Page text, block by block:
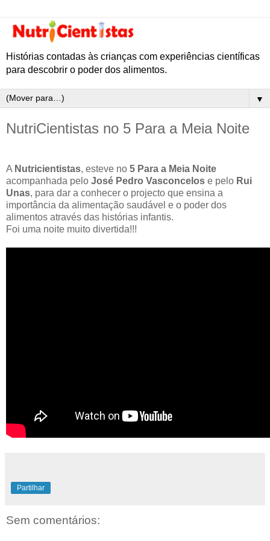
Histórias contadas às crianças com experiências científicas
para descobrir o poder dos alimentos.
▼
NutriCientistas no 5 Para a Meia Noite
A Nutricientistas, esteve no 5 Para a Meia Noite
acompanhada pelo José Pedro Vasconcelos e pelo Rui
Unas, para dar a conhecer o projecto que ensina a
importância da alimentação saudável e o poder dos
alimentos através das histórias infantis.
Foi uma noite muito divertida!!!
Partilhar
Sem comentários: